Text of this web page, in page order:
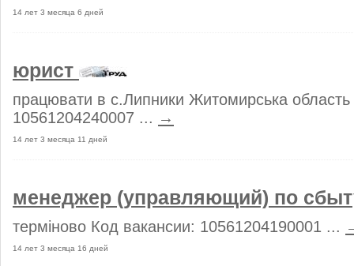
14 лет 3 месяца 6 дней
юрист
працювати в с.Липники Житомирська
10561204240007 ... →
14 лет 3 месяца 11 дней
менеджер (управляющий) по
терміново Код вакансии: 10561204190001 ...
14 лет 3 месяца 16 дней